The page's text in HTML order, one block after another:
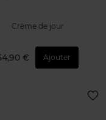
Crème de jour
€ Ajouter